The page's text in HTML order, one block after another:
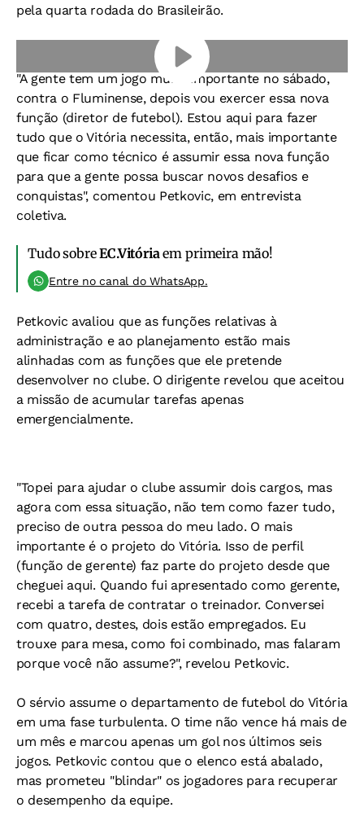
pela quarta rodada do Brasileirão.
"A gente tem um jogo muito importante no sábado,
contra o Fluminense, depois vou exercer essa nova
função (diretor de futebol). Estou aqui para fazer
tudo que o Vitória necessita, então, mais importante
que ficar como técnico é assumir essa nova função
para que a gente possa buscar novos desafios e
conquistas", comentou Petkovic, em entrevista
coletiva.
Tudo sobreEC.Vitóriaem primeira mão!
Entre no canal do WhatsApp.
Petkovic avaliou que as funções relativas à
administração e ao planejamento estão mais
alinhadas com as funções que ele pretende
desenvolver no clube. O dirigente revelou que aceitou
a missão de acumular tarefas apenas
emergencialmente.
"Topei para ajudar o clube assumir dois cargos, mas
agora com essa situação, não tem como fazer tudo,
preciso de outra pessoa do meu lado. O mais
importante é o projeto do Vitória. Isso de perfil
(função de gerente) faz parte do projeto desde que
cheguei aqui. Quando fui apresentado como gerente,
recebi a tarefa de contratar o treinador. Conversei
com quatro, destes, dois estão empregados. Eu
trouxe para mesa, como foi combinado, mas falaram
porque você não assume?", revelou Petkovic.
O sérvio assume o departamento de futebol do Vitória
em uma fase turbulenta. O time não vence há mais de
um mês e marcou apenas um gol nos últimos seis
jogos. Petkovic contou que o elenco está abalado,
mas prometeu "blindar" os jogadores para recuperar
o desempenho da equipe.